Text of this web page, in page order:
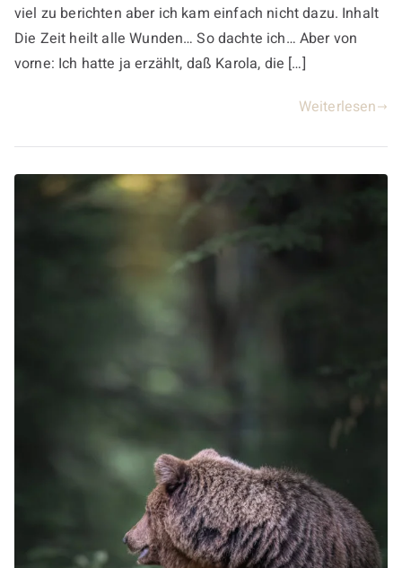
viel zu berichten aber ich kam einfach nicht dazu. Inhalt
Die Zeit heilt alle Wunden… So dachte ich… Aber von
vorne: Ich hatte ja erzählt, daß Karola, die […]
Weiterlesen